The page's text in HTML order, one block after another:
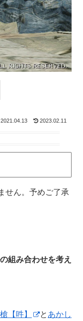
2021.04.13 2023.02.11
せん。予めご了承
組み合わせを考え
【吽】 と あかし